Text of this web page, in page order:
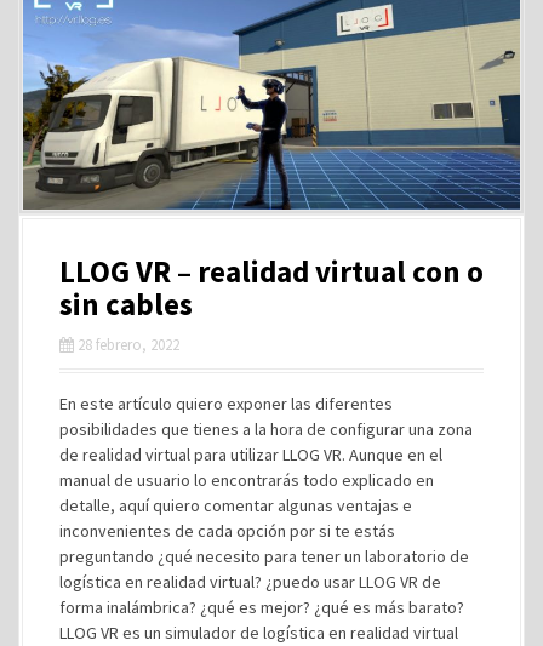
LLOG VR – realidad virtual con o
sin cables
28 febrero, 2022
En este artículo quiero exponer las diferentes
posibilidades que tienes a la hora de configurar una zona
de realidad virtual para utilizar LLOG VR. Aunque en el
manual de usuario lo encontrarás todo explicado en
detalle, aquí quiero comentar algunas ventajas e
inconvenientes de cada opción por si te estás
preguntando ¿qué necesito para tener un laboratorio de
logística en realidad virtual? ¿puedo usar LLOG VR de
forma inalámbrica? ¿qué es mejor? ¿qué es más barato?
LLOG VR es un simulador de logística en realidad virtual